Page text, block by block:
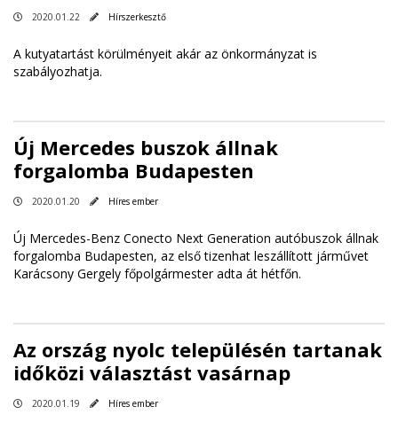
2020.01.22 Hírszerkesztő
A kutyatartást körülményeit akár az önkormányzat is
szabályozhatja.
Új Mercedes buszok állnak
forgalomba Budapesten
2020.01.20 Híres ember
Új Mercedes-Benz Conecto Next Generation autóbuszok állnak
forgalomba Budapesten, az első tizenhat leszállított járművet
Karácsony Gergely főpolgármester adta át hétfőn.
Az ország nyolc településén tartanak
időközi választást vasárnap
2020.01.19 Híres ember